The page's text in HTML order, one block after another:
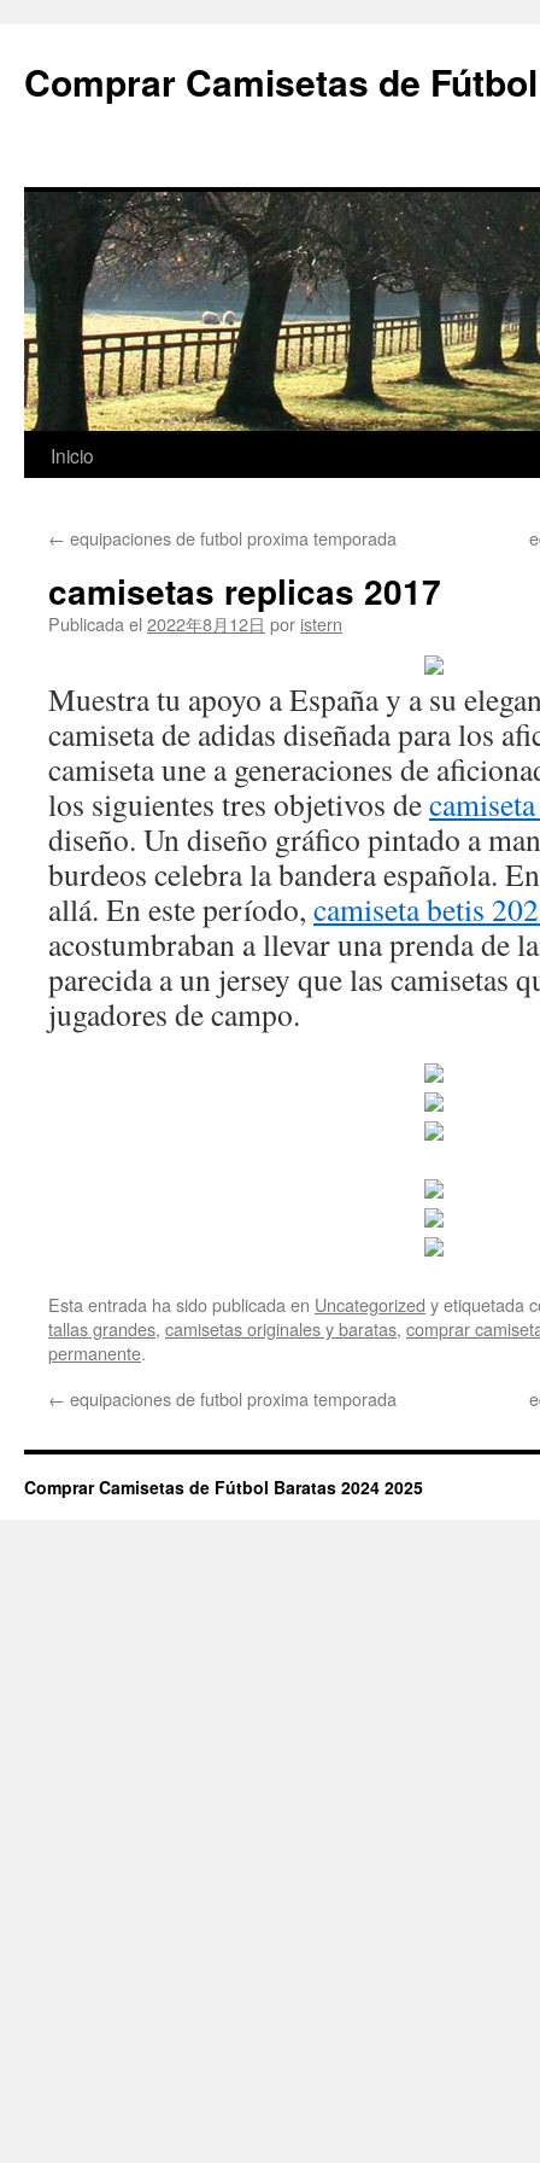
Comprar Camisetas de
Saltar
contenido
Inicio
← equipaciones de futbol proxima temporada
camisetas replicas 2017
Publicada el 2022年8月12日 por istern
Muestra tu apoyo a España y a su
camiseta de adidas diseñada para los
camiseta une a generaciones de
los siguientes tres objetivos de
diseño. Un diseño gráfico pintado a
burdeos celebra la bandera española.
allá. En este período, camiseta betis
acostumbraban a llevar una prenda de
parecida a un jersey que las camisetas
jugadores de campo.
Esta entrada ha sido publicada en Uncategorized y etiquetada
tallas grandes, camisetas originales y baratas, comprar
permanente.
← equipaciones de futbol proxima temporada
Comprar Camisetas de Fútbol Baratas 2024 2025